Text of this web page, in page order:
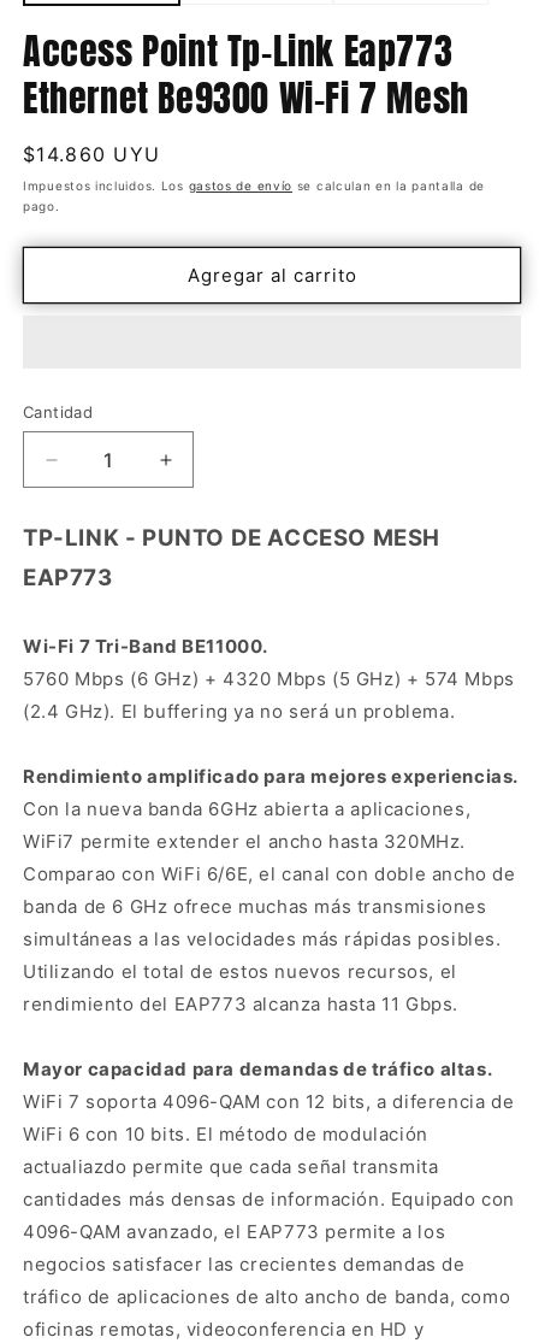
Access Point Tp-Link Eap773
Ethernet Be9300 Wi-Fi 7 Mesh
Precio
habitual
$14.860 UYU
Impuestos incluidos. Los gastos de envío se calculan en la pantalla de
pago.
Agregar al carrito
Cantidad
Cantidad
Reducir
cantidad
Access
Point
Eap773
Ethernet
Be9300
Wi-
7
Mesh
Aumentar
cantidad
Access
Eap773
Ethernet
Be9300
Wi-
7
Mesh
TP-LINK - PUNTO DE ACCESO MESH
EAP773
Wi-Fi 7 Tri-Band BE11000.
5760 Mbps (6 GHz) + 4320 Mbps (5 GHz) + 574 Mbps
(2.4 GHz). El buffering ya no será un problema.
Rendimiento amplificado para mejores experiencias.
Con la nueva banda 6GHz abierta a aplicaciones,
WiFi7 permite extender el ancho hasta 320MHz.
Comparao con WiFi 6/6E, el canal con doble ancho de
banda de 6 GHz ofrece muchas más transmisiones
simultáneas a las velocidades más rápidas posibles.
Utilizando el total de estos nuevos recursos, el
rendimiento del EAP773 alcanza hasta 11 Gbps.
Mayor capacidad para demandas de tráfico altas.
WiFi 7 soporta 4096-QAM con 12 bits, a diferencia de
WiFi 6 con 10 bits. El método de modulación
actualiazdo permite que cada señal transmita
cantidades más densas de información. Equipado con
4096-QAM avanzado, el EAP773 permite a los
negocios satisfacer las crecientes demandas de
tráfico de aplicaciones de alto ancho de banda, como
oficinas remotas, videoconferencia en HD y